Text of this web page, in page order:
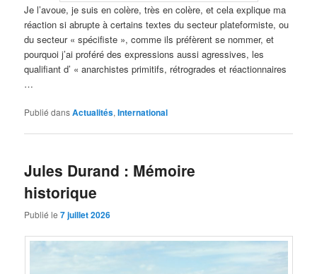
Je l’avoue, je suis en colère, très en colère, et cela explique ma
réaction si abrupte à certains textes du secteur plateformiste, ou
du secteur « spécifiste », comme ils préfèrent se nommer, et
pourquoi j’ai proféré des expressions aussi agressives, les
qualifiant d’ « anarchistes primitifs, rétrogrades et réactionnaires
…
Publié dansActualités,International
Jules Durand : Mémoire
historique
Publié le7 juillet 2026